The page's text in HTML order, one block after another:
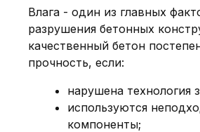
Влага - один из главных
разрушения бетонных
качественный бетон
прочность, если:
нарушена технология
используются
компоненты;